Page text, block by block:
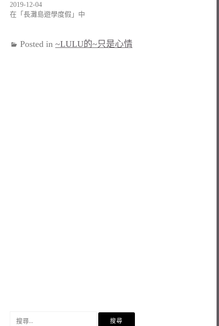
2019-12-04
在「長灘島遊學度假」中
Posted in ~LULU的~只是心情